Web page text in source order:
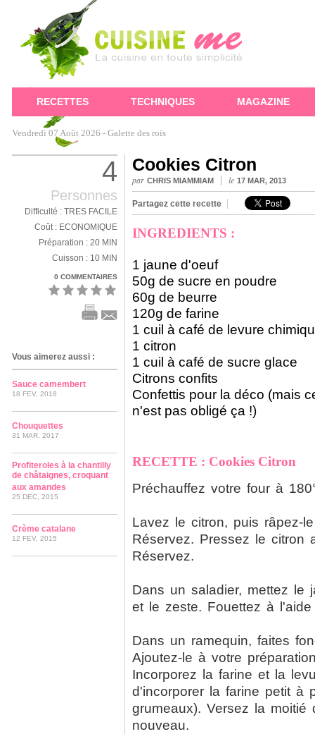
RECETTES TECHNIQUES MAGAZINE
Vendredi 07 Août 2026 - Galette des rois
4
Personnes
Difficulté : TRES FACILE
Coût : ECONOMIQUE
Préparation : 20 MIN
Cuisson : 10 MIN
0 COMMENTAIRES
Vous aimerez aussi :
Sauce camembert
18 FEV, 2018
Chouquettes
31 MAR, 2017
Profiteroles à la chantilly
de châtaignes, croquant
aux amandes
25 DEC, 2015
Crème catalane
12 FEV, 2015
Cookies Citron
par CHRIS MIAMMIAM | le 17 MAR, 2013
Partagez cette recette
INGREDIENTS :
1 jaune d'oeuf
50g de sucre en poudre
60g de beurre
120g de farine
1 cuil à café de levure
1 citron
1 cuil à café de sucre glace
Citrons confits
Confettis pour la déco (mais
n'est pas obligé ça !)
RECETTE : Cookies Citron
Préchauffez votre four à
Lavez le citron, puis râpez-
Réservez. Pressez le citron
Réservez.
Dans un saladier, mettez le
et le zeste. Fouettez à
Dans un ramequin, faites
Ajoutez-le à votre
Incorporez la farine et la
d'incorporer la farine petit à
grumeaux). Versez la
nouveau.